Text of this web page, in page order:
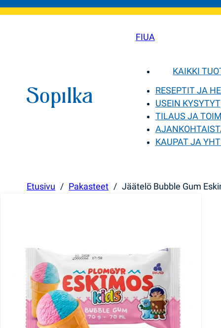
FIUA
KAIKKI
RESEPTIT JA
USEIN KYSYTYT
TILAUS JA
KAUPAT JA
Etusivu / Pakasteet / Jäätelö Bubble Gum